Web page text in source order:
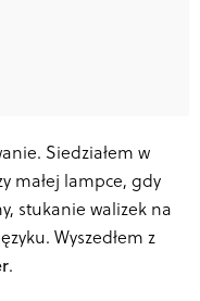
Siedziałem w
małej lampce, gdy
stukanie walizek na
Wyszedłem z
.